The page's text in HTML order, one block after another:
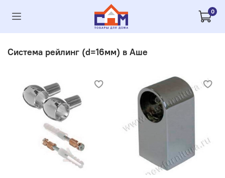
0
Система рейлинг (d=16мм) в Аше